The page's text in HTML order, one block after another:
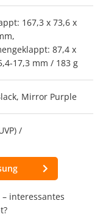
167,3 x 73,6 x
87,4 x
17,3 mm / 183 g
Mirror Purple
/
interessantes